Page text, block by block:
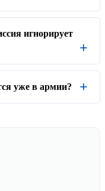
игнорирует
уже в армии?